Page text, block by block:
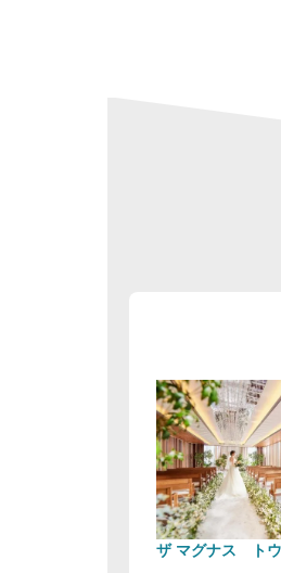
ザ マグナス　ト